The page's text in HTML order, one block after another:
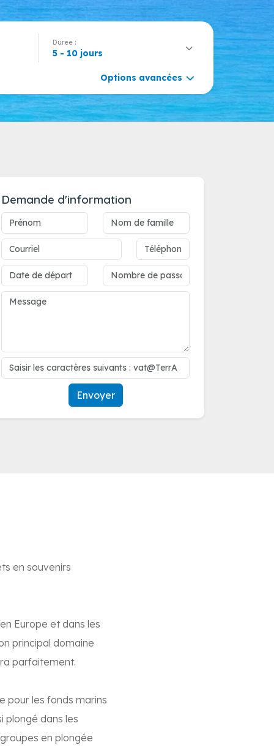
Duree :
5 - 10 jours
Options avancées
Demande d'information
Envoyer
en souvenirs
Europe et dans les
principal domaine
parfaitement.
pour les fonds marins
plongé dans les
en plongée